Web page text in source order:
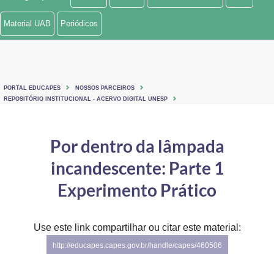
Ministério de Minas e Energia
Ministério do Turismo
Controladoria-Geral da União
Secretaria de Governo
Material UAB Periódicos
PORTAL EDUCAPES
NOSSOS PARCEIROS
REPOSITÓRIO INSTITUCIONAL - ACERVO DIGITAL UNESP
Por dentro da lâmpada
incandescente: Parte 1
Experimento Prático
Use este link compartilhar ou citar este material:
http://educapes.capes.gov.br/handle/capes/460506